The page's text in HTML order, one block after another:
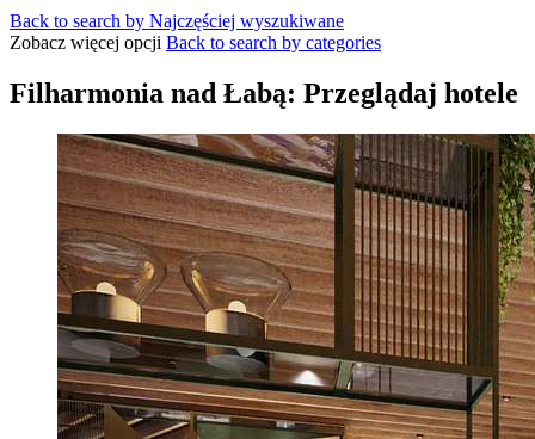
Back to search by Najczęściej wyszukiwane
Zobacz więcej opcji Back to search by categories
Filharmonia nad Łabą: Przeglądaj hotele